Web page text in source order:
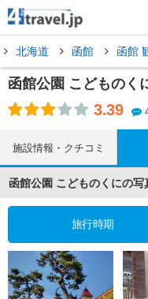
北海道 函館 函館
函館公園 こどものく
3.39
施設情報・クチコミ
函館公園 こどものくにの写
旅行時期